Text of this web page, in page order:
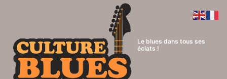
Le blues dans tous ses
éclats !